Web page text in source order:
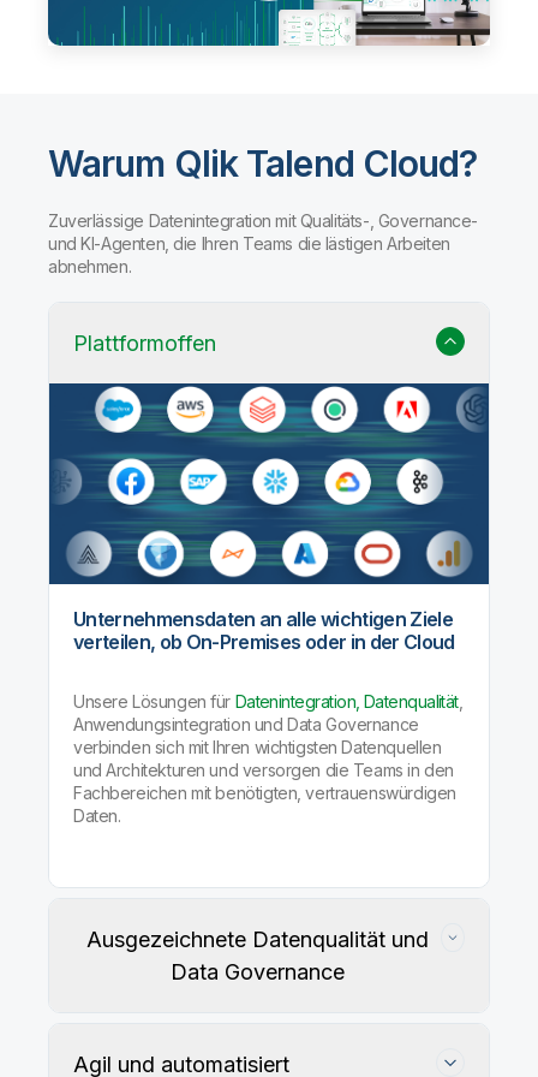
Warum Qlik Talend Cloud?
Zuverlässige Datenintegration mit Qualitäts-, Governance-
und KI-Agenten, die Ihren Teams die lästigen Arbeiten
abnehmen.
Plattformoffen
Unternehmensdaten an alle wichtigen Ziele
verteilen, ob On-Premises oder in der Cloud
Unsere Lösungen für Datenintegration, Datenqualität,
Anwendungsintegration und Data Governance
verbinden sich mit Ihren wichtigsten Datenquellen
und Architekturen und versorgen die Teams in den
Fachbereichen mit benötigten, vertrauenswürdigen
Daten.
Ausgezeichnete Datenqualität und
Data Governance
Agil und automatisiert